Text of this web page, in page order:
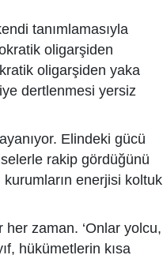
tanımlamasıyla
oligarşiden
oligarşiden yaka
dertlenmesi yersiz
Elindeki gücü
rakip gördüğünü
enerjisi koltuk
zaman. ‘Onlar yolcu,
hükümetlerin kısa